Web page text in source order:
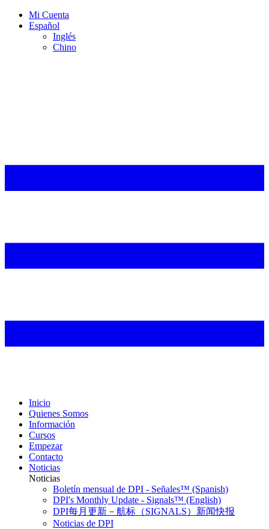
Mi Cuenta
Español
Inglés
Chino
Inicio
Quienes Somos
Información
Cursos
Empezar
Contacto
Noticias
Noticias
Boletín mensual de DPI - Señales™ (Spanish)
DPI's Monthly Update - Signals™ (English)
DPI每月更新－航标（SIGNALS）新闻快报
Noticias de DPI